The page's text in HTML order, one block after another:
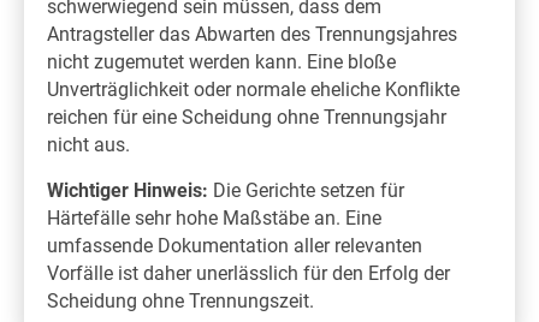
schwerwiegend sein müssen, dass dem
Antragsteller das Abwarten des Trennungsjahres
nicht zugemutet werden kann. Eine bloße
Unverträglichkeit oder normale eheliche Konflikte
reichen für eine Scheidung ohne Trennungsjahr
nicht aus.
Wichtiger Hinweis: Die Gerichte setzen für
Härtefälle sehr hohe Maßstäbe an. Eine
umfassende Dokumentation aller relevanten
Vorfälle ist daher unerlässlich für den Erfolg der
Scheidung ohne Trennungszeit.